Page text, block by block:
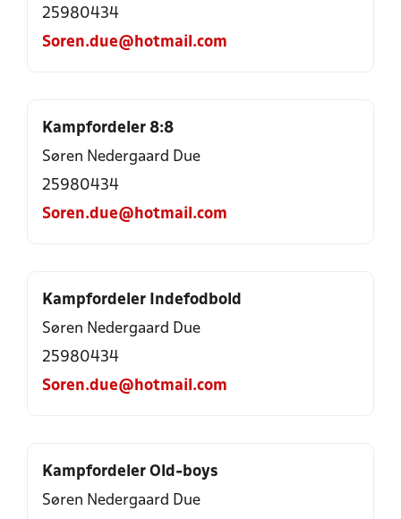
25980434
Soren.due@hotmail.com
Kampfordeler 8:8
Søren Nedergaard Due
25980434
Soren.due@hotmail.com
Kampfordeler Indefodbold
Søren Nedergaard Due
25980434
Soren.due@hotmail.com
Kampfordeler Old-boys
Søren Nedergaard Due